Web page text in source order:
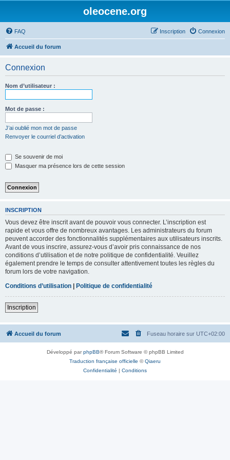
oleocene.org
FAQ Connexion
Inscription
Accueil du forum
Connexion
Nom d’utilisateur :
Mot de passe :
J’ai oublié mon mot de passe
Renvoyer le courriel d’activation
Se souvenir de moi
Masquer ma présence lors de cette session
INSCRIPTION
Vous devez être inscrit avant de pouvoir vous connecter. L’inscription est
rapide et vous offre de nombreux avantages. Les administrateurs du forum
peuvent accorder des fonctionnalités supplémentaires aux utilisateurs inscrits.
Avant de vous inscrire, assurez-vous d’avoir pris connaissance de nos
conditions d’utilisation et de notre politique de confidentialité. Veuillez
également prendre le temps de consulter attentivement toutes les règles du
forum lors de votre navigation.
Conditions d’utilisation | Politique de confidentialité
Inscription
Accueil du forum Fuseau horaire sur UTC+02:00
Développé parphpBB® Forum Software © phpBB Limited
Traduction française officielle ©Qiaeru
Confidentialité | Conditions